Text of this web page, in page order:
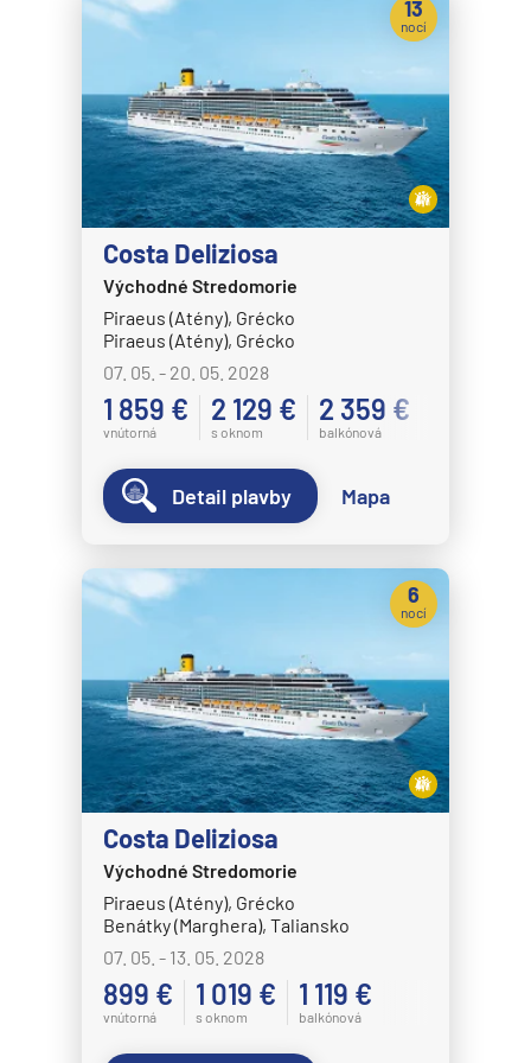
Expedičné plavby
Arktída
Expedičné plavby
Galapágy
Potvrdiť
Celebrity Eclipse
Celebrity Equinox
Celebrity Flora
Celebrity Infinity
Celebrity Millennium
Celebrity Reflection®
Celebrity Silhouette®
Celebrity Solstice®
Celebrity Summit®
Celebrity Xcel℠
Celestyal Discovery
Celestyal Olympia
Costa Cruises
Costa Deliziosa
Costa Diadema
Costa Fascinosa
Costa Favolosa
Costa Fortuna
Costa Serena
Costa Smeralda
Costa Toscana
Crystal Cruises
Costa Deliziosa
Východné Stredomorie
Piraeus (Atény), Grécko
Piraeus (Atény), Grécko
07. 05. - 20. 05. 2028
1 859 €
vnútorná
2 129 €
s oknom
2 359 €
balkónová
13
nocí
Detail plavby Mapa
Costa Deliziosa
Východné Stredomorie
Piraeus (Atény), Grécko
Benátky (Marghera), Taliansko
07. 05. - 13. 05. 2028
899 €
vnútorná
1 019 €
s oknom
1 119 €
balkónová
6
nocí